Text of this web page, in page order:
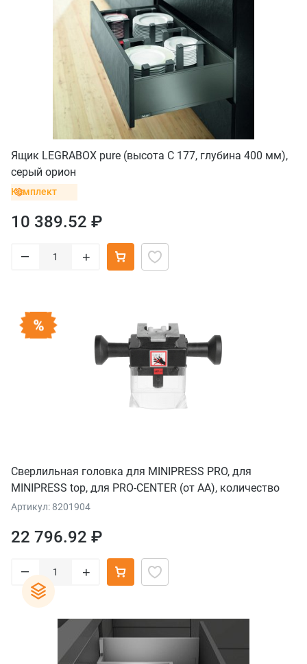
Ящик LEGRABOX pure (высота C 177, глубина 400 мм),
серый орион
Комплект
10 389.52 ₽
– +
Сверлильная головка для MINIPRESS PRO, для
MINIPRESS top, для PRO-CENTER (от AA), количество
шпинделей 2, с быстросъемным патроном, Прямые
Артикул: 8201904
22 796.92 ₽
– +